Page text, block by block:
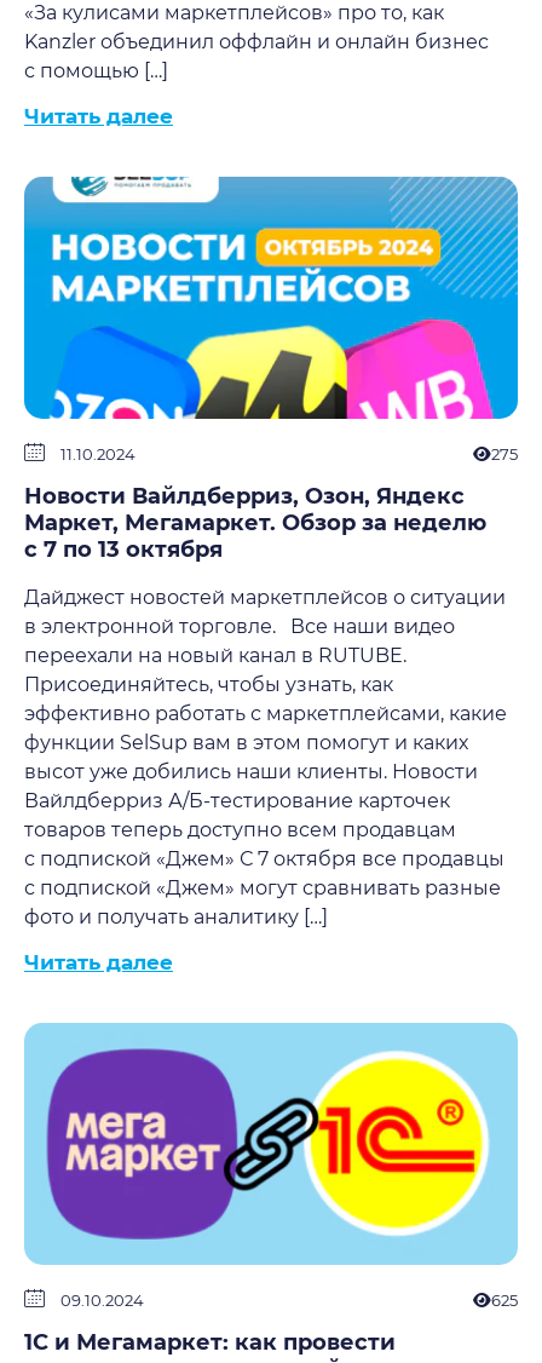
«За кулисами маркетплейсов» про то, как
Kanzler объединил оффлайн и онлайн бизнес
с помощью […]
Читать далее
11.10.2024 275
Новости Вайлдберриз, Озон, Яндекс
Маркет, Мегамаркет. Обзор за неделю
с 7 по 13 октября
Дайджест новостей маркетплейсов о ситуации
в электронной торговле. Все наши видео
переехали на новый канал в RUTUBE.
Присоединяйтесь, чтобы узнать, как
эффективно работать с маркетплейсами, какие
функции SelSup вам в этом помогут и каких
высот уже добились наши клиенты. Новости
Вайлдберриз А/Б-тестирование карточек
товаров теперь доступно всем продавцам
с подпиской «Джем» С 7 октября все продавцы
с подпиской «Джем» могут сравнивать разные
фото и получать аналитику […]
Читать далее
09.10.2024 625
1С и Мегамаркет: как провести